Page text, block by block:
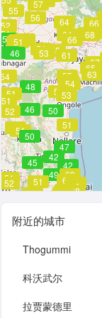
56
52
68
47
54
52
45
46
55
51
54
51
50
50
64
51
53
68
65
68
52
53
66
53
42
51
51
54
55
52
58
51
53
51
66
51
46
68
63
68
51
68
50
51
57
51
53
46
51
64
49
54
69
67
67
42
64
52
54
48
61
附近的城市
Thogummi
科沃武尔
拉贾蒙德里